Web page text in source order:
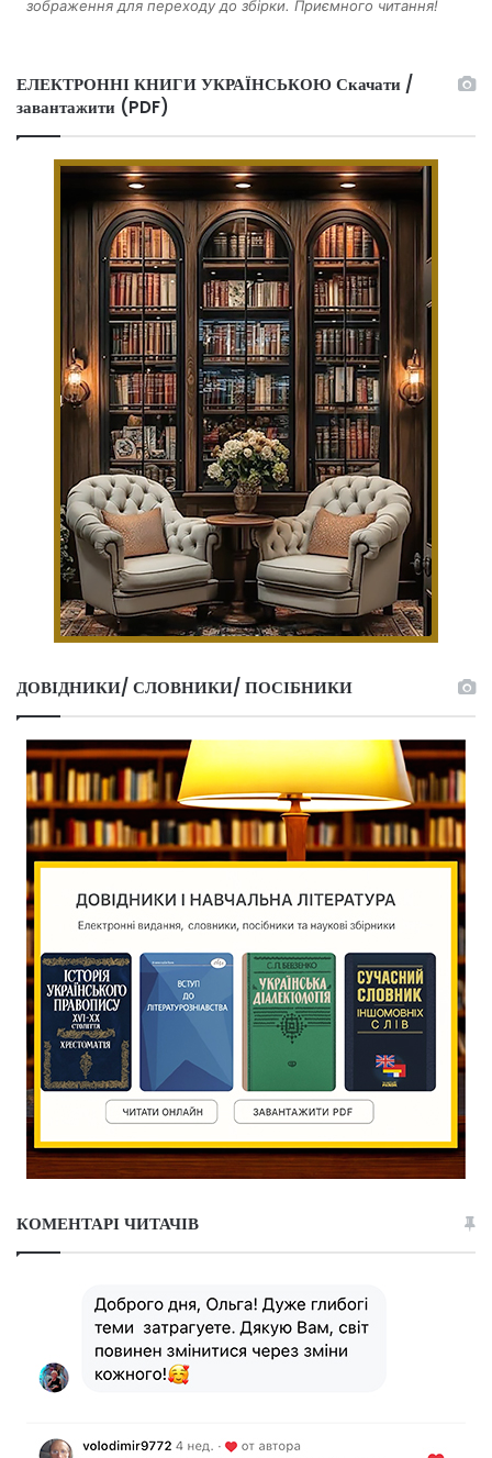
зображення для переходу до збірки. Приємного читання!
ЕЛЕКТРОННІ КНИГИ УКРАЇНСЬКОЮ Скачати /
завантажити (PDF)
ДОВІДНИКИ/ СЛОВНИКИ/ ПОСІБНИКИ
КОМЕНТАРІ ЧИТАЧІВ